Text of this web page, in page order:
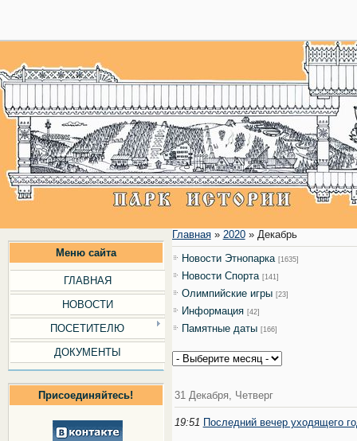
Меню сайта
ГЛАВНАЯ
НОВОСТИ
ПОСЕТИТЕЛЮ
ДОКУМЕНТЫ
Присоединяйтесь!
Главная» 2020 » Декабрь
Новости Этнопарка [1635]
Новости Cпорта [141]
Олимпийские игры [23]
Информация [42]
Памятные даты [166]
31 Декабря, Четверг
19:51 Последний вечер уходящего